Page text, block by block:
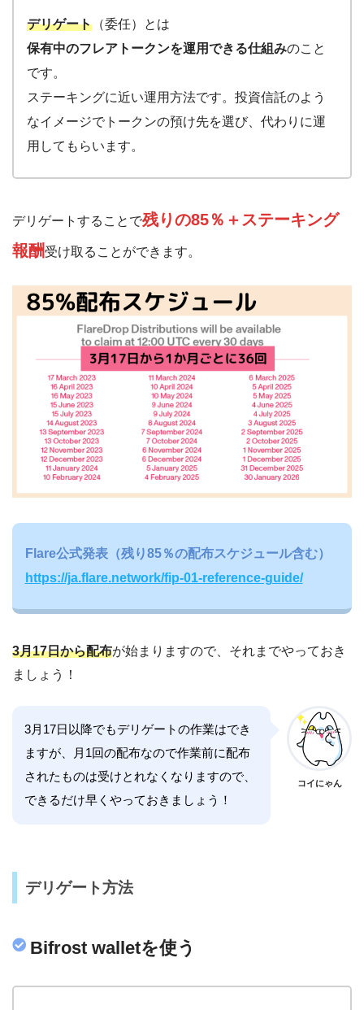
デリゲート（委任）とは
保有中のフレアトークンを運用できる仕組みのこと
です。
ステーキングに近い運用方法です。投資信託のよう
なイメージでトークンの預け先を選び、代わりに運
用してもらいます。
デリゲートすることで残りの85％＋ステーキング
報酬受け取ることができます。
Flare公式発表（残り85％の配布スケジュール含む）
https://ja.flare.network/fip-01-reference-guide/
3月17日から配布が始まりますので、それまでやっておき
ましょう！
3月17日以降でもデリゲートの作業はでき
ますが、月1回の配布なので作業前に配布
されたものは受けとれなくなりますので、
できるだけ早くやっておきましょう！
コイにゃん
デリゲート方法
Bifrost walletを使う